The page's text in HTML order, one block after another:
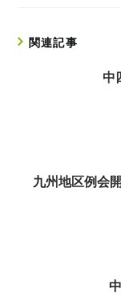
関連記事
中
九州地区例会